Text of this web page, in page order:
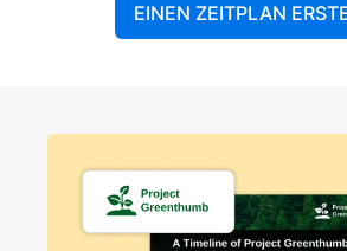
EINEN ZEITPLAN